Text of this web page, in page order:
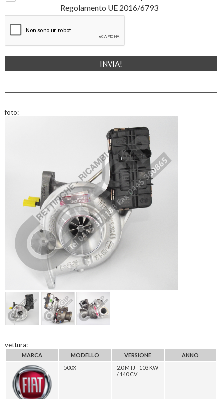
Regolamento UE 2016/6793
foto:
vettura:
MARCA MODELLO VERSIONE
ANNO
500X
2.0 MTJ - 103 KW
/ 140 CV